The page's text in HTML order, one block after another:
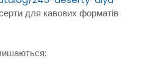
для кавових форматів